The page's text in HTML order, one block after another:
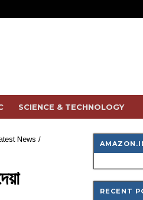
SCIENCE & TECHNOLOGY
News /
RECENT